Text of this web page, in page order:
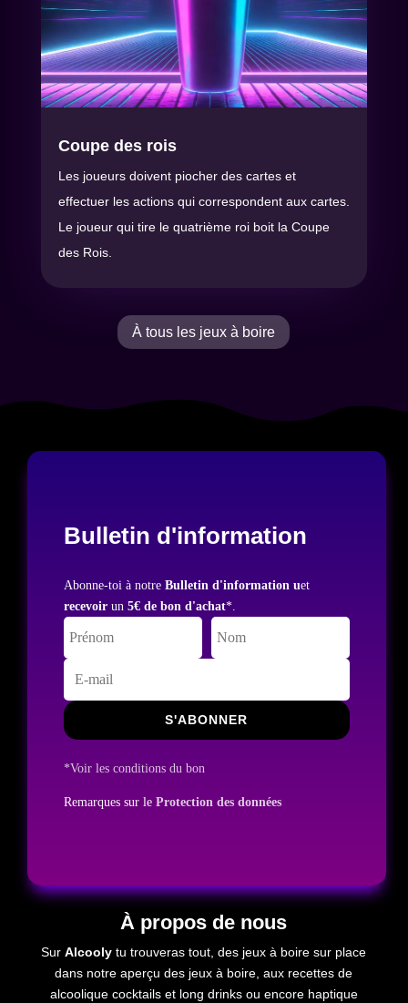
Coupe des rois
Les joueurs doivent piocher des cartes et
effectuer les actions qui correspondent aux cartes.
Le joueur qui tire le quatrième roi boit la Coupe
des Rois.
À tous les jeux à boire
Bulletin d'information
Abonne-toi à notre Bulletin d'information uet
recevoirun 5€ de bon d'achat*.
S'ABONNER
*Voir les conditions du bon
Remarques sur le Protection des données
À propos de nous
SurAlcooly tu trouveras tout, des jeux à boire sur place
dans notre aperçu des jeux à boire, aux recettes de
alcooliquecocktails et long drinks ou encore haptique